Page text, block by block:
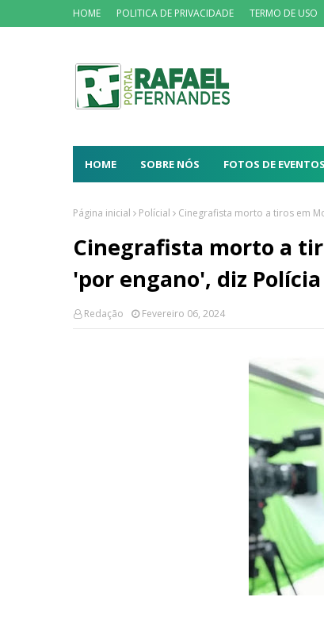
HOME POLITICA DE PRIVACIDADE TERMO DE USO
HOME SOBRE NÓS FOTOS DE EVENTOS
Página inicial Polícial Cinegrafista morto a tiros em
Cinegrafista morto a
'por engano', diz
Redação Fevereiro 06, 2024